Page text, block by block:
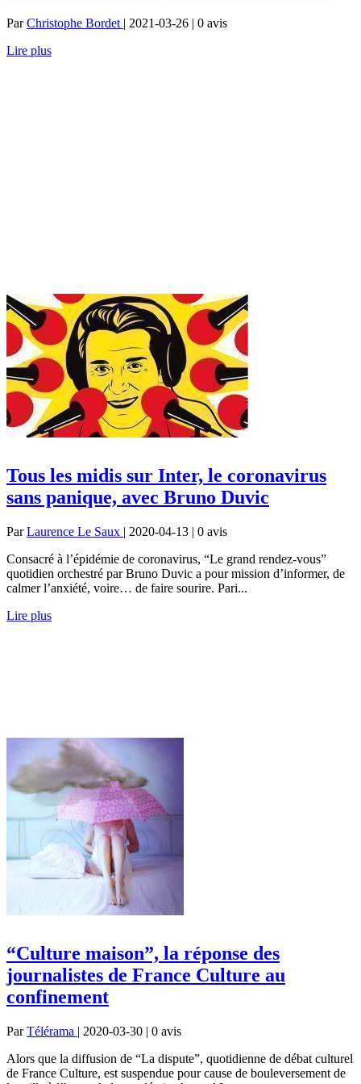
ParChristophe Bordet | 2021-03-26 | 0 avis
Lire plus
Tous les midis sur Inter, le coronavirus
sans panique, avec Bruno Duvic
ParLaurence Le Saux | 2020-04-13 | 0 avis
Consacré à l’épidémie de coronavirus, “Le grand rendez-vous”
quotidien orchestré par Bruno Duvic a pour mission d’informer, de
calmer l’anxiété, voire… de faire sourire. Pari...
Lire plus
“Culture maison”, la réponse des
journalistes de France Culture au
confinement
ParTélérama | 2020-03-30 | 0 avis
Alors que la diffusion de “La dispute”, quotidienne de débat culturel
de France Culture, est suspendue pour cause de bouleversement de